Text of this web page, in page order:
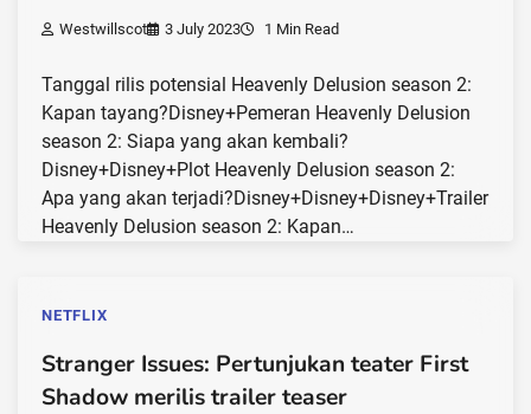
Westwillscot 3 July 2023 1 Min Read
Tanggal rilis potensial Heavenly Delusion season 2:
Kapan tayang?Disney+Pemeran Heavenly Delusion
season 2: Siapa yang akan kembali?
Disney+Disney+Plot Heavenly Delusion season 2:
Apa yang akan terjadi?Disney+Disney+Disney+Trailer
Heavenly Delusion season 2: Kapan…
NETFLIX
Stranger Issues: Pertunjukan teater First
Shadow merilis trailer teaser